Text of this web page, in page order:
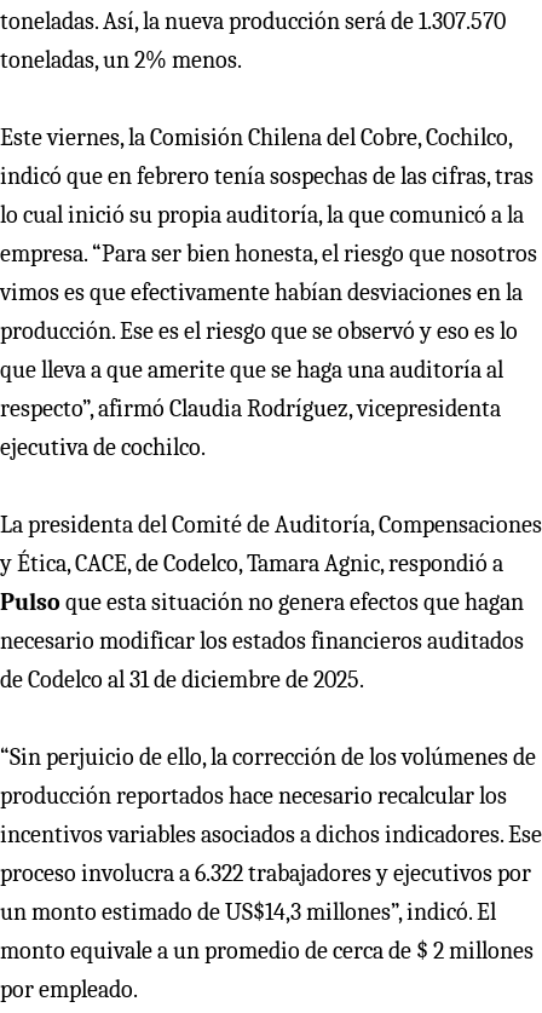
toneladas. Así, la nueva producción será de 1.307.570
toneladas, un 2% menos.
Este viernes, la Comisión Chilena del Cobre, Cochilco,
indicó que en febrero tenía sospechas de las cifras, tras
lo cual inició su propia auditoría, la que comunicó a la
empresa. “Para ser bien honesta, el riesgo que nosotros
vimos es que efectivamente habían desviaciones en la
producción. Ese es el riesgo que se observó y eso es lo
que lleva a que amerite que se haga una auditoría al
respecto”, afirmó Claudia Rodríguez, vicepresidenta
ejecutiva de cochilco.
La presidenta del Comité de Auditoría, Compensaciones
y Ética, CACE, de Codelco, Tamara Agnic, respondió a
Pulso que esta situación no genera efectos que hagan
necesario modificar los estados financieros auditados
de Codelco al 31 de diciembre de 2025.
“Sin perjuicio de ello, la corrección de los volúmenes de
producción reportados hace necesario recalcular los
incentivos variables asociados a dichos indicadores. Ese
proceso involucra a 6.322 trabajadores y ejecutivos por
un monto estimado de US$14,3 millones”, indicó. El
monto equivale a un promedio de cerca de $ 2 millones
por empleado.